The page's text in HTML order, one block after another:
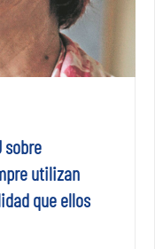
sobre
utilizan
que ellos